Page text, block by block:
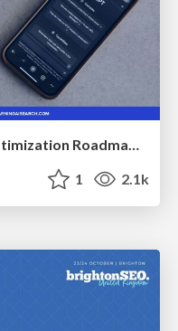
How to Build an AI Search Optimization Roadmap - Criteria and Steps to Take #SEOIRL
1 2.1k